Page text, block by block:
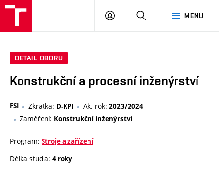
MENU
PŘIHLÁSIT
DETAIL OBORU
Konstrukční a procesní inženýrství
FSI Zkratka: D-KPI Ak. rok: 2023/2024
Zaměření: Konstrukční inženýrství
Program: Stroje a zařízení
Délka studia: 4 roky